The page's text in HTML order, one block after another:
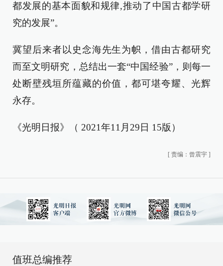
都发展的基本面貌和规律,推动了中国古都学研
究的发展”。
冀望后来者以史念海先生为帜，借由古都研究
而至文明研究，总结出一套“中国经验”，则每一
处断壁残垣所蕴藏的价值，都可堪夸耀、光辉
永存。
《光明日报》（ 2021年11月29日 15版）
[ 责编：曾震宇 ]
值班总编推荐